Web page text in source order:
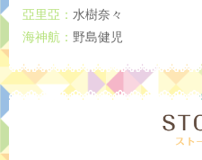
亞里亞： 水樹奈々
海神航： 野島健児